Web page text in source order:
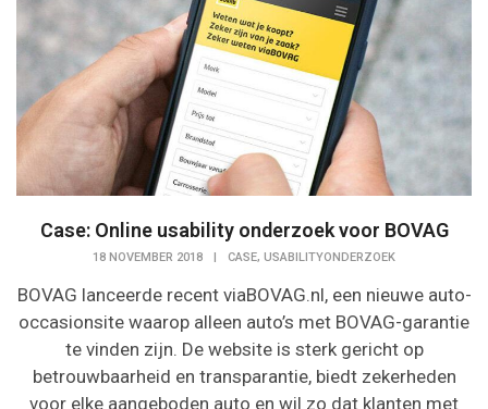
Case: Online usability onderzoek voor BOVAG
18 NOVEMBER 2018 | CASE, USABILITYONDERZOEK
BOVAG lanceerde recent viaBOVAG.nl, een nieuwe auto-
occasionsite waarop alleen auto’s met BOVAG-garantie
te vinden zijn. De website is sterk gericht op
betrouwbaarheid en transparantie, biedt zekerheden
voor elke aangeboden auto en wil zo dat klanten met